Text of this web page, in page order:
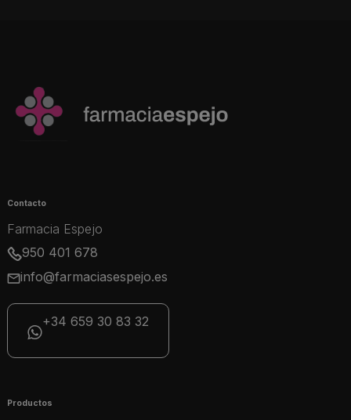
Contacto
Farmacia Espejo
950 401 678
info@farmaciasespejo.es
+34 659 30 83 32
Productos